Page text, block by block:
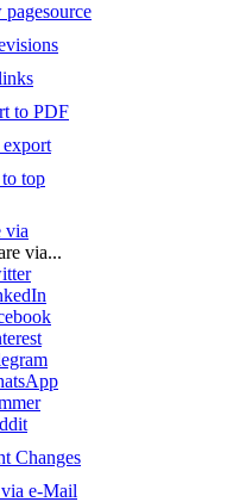
pagesource
to PDF
top
via
via...
Changes
e-Mail